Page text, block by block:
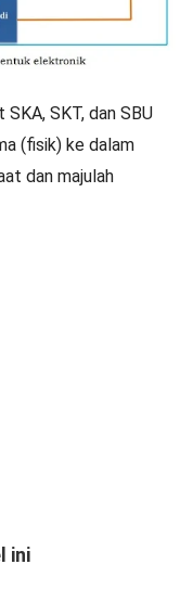
SKT, dan SBU
(fisik) ke dalam
dan majulah
ini